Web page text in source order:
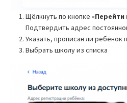
Щёлкнуть по кнопке «Перейти
Подтвердить адрес
Указать, прописан ли ребёнок
Выбрать школу из списка